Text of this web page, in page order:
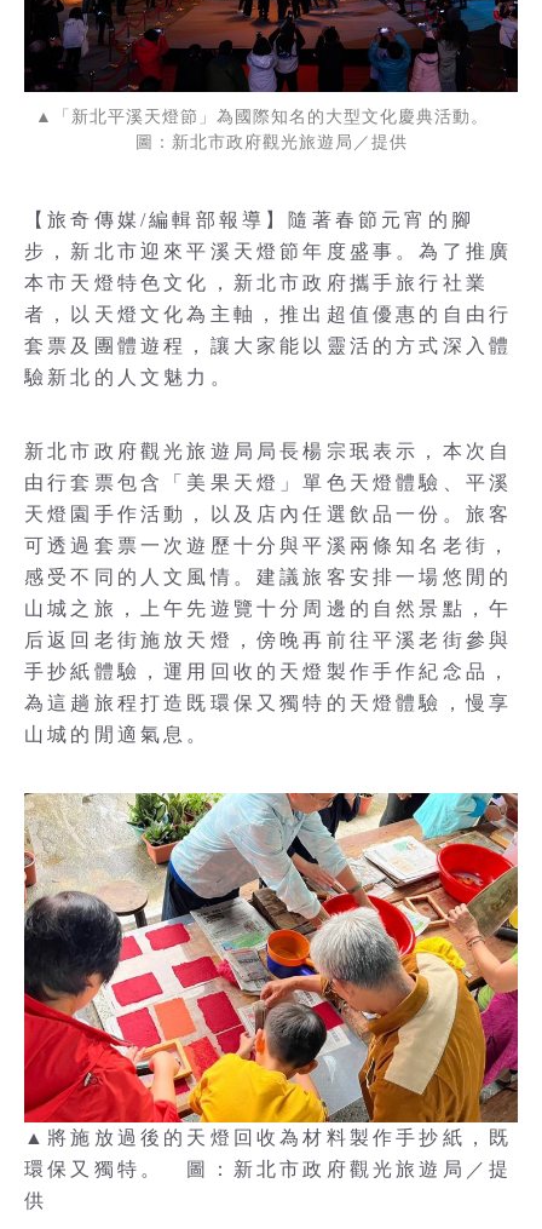
▲「新北平溪天燈節」為國際知名的大型文化慶典活動。
圖：新北市政府觀光旅遊局／提供
【旅奇傳媒/編輯部報導】隨著春節元宵的腳
步，新北市迎來平溪天燈節年度盛事。為了推廣
本市天燈特色文化，新北市政府攜手旅行社業
者，以天燈文化為主軸，推出超值優惠的自由行
套票及團體遊程，讓大家能以靈活的方式深入體
驗新北的人文魅力。
新北市政府觀光旅遊局局長楊宗珉表示，本次自
由行套票包含「美果天燈」單色天燈體驗、平溪
天燈園手作活動，以及店內任選飲品一份。旅客
可透過套票一次遊歷十分與平溪兩條知名老街，
感受不同的人文風情。建議旅客安排一場悠閒的
山城之旅，上午先遊覽十分周邊的自然景點，午
后返回老街施放天燈，傍晚再前往平溪老街參與
手抄紙體驗，運用回收的天燈製作手作紀念品，
為這趟旅程打造既環保又獨特的天燈體驗，慢享
山城的閒適氣息。
▲將施放過後的天燈回收為材料製作手抄紙，既
環保又獨特。 圖：新北市政府觀光旅遊局／提
供